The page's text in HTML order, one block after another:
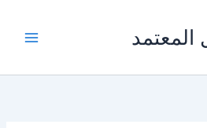
المعتمد